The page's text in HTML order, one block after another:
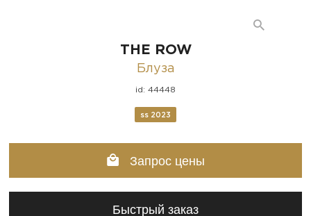
THE ROW
Блуза
id: 44448
ss 2023
Запрос цены
Быстрый заказ